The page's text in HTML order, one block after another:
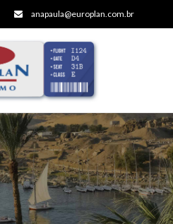
anapaula@europlan.com.br